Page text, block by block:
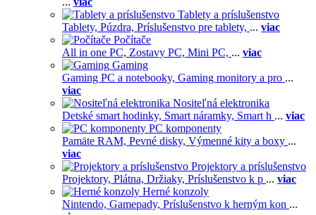
Tablety a príslušenstvo
Tablety, Púzdra, Príslušenstvo pre tablety, ... viac
Počítače
All in one PC, Zostavy PC, Mini PC, ... viac
Gaming
Gaming PC a notebooky, Gaming monitory a pro ...
viac
Nositeľná elektronika
Detské smart hodinky, Smart náramky, Smart h ... viac
PC komponenty
Pamäte RAM, Pevné disky, Výmenné kity a boxy ...
viac
Projektory a príslušenstvo
Projektory, Plátna, Držiaky, Príslušenstvo k p ... viac
Herné konzoly
Nintendo, Gamepady, Príslušenstvo k herným kon ...